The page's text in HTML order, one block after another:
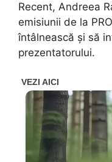
Recent, Andreea
emisiunii de la
întâlnească și să
prezentatorului.